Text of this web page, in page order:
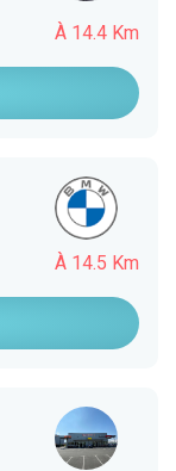
À 14.4 Km
À 14.5 Km